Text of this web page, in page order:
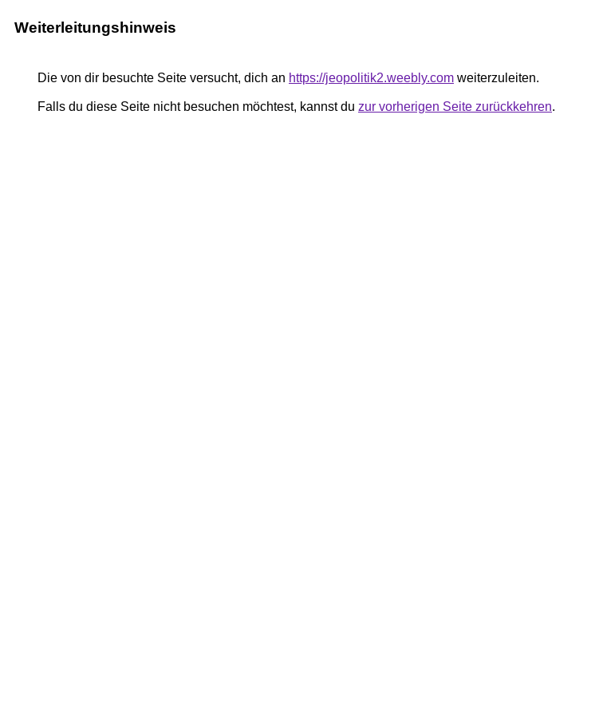
Weiterleitungshinweis
Die von dir besuchte Seite versucht, dich an https://jeopolitik2.weebly.com weiterzuleiten.
Falls du diese Seite nicht besuchen möchtest, kannst du zur vorherigen Seite zurückkehren.